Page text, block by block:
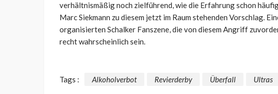
verhältnismäßig noch zielführend, wie die Erfahrung schon
Marc Siekmann zu diesem jetzt im Raum stehenden Vorschlag.
organisierten Schalker Fanszene, die von diesem Angriff
recht wahrscheinlich sein.
Tags : Alkoholverbot Revierderby Überfall Ultras